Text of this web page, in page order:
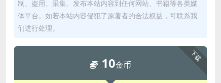
制、盗用、采集、发布本站内容到任何网站、书籍等各类媒
体平台。如若本站内容侵犯了原著者的合法权益，可联系我
们进行处理。
下载
10金币